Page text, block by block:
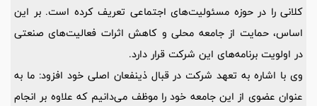
کلانی را در حوزه مسئولیت‌های اجتماعی تعریف کرده است. بر این
اساس، حمایت از جامعه محلی و کاهش اثرات فعالیت‌های صنعتی
در اولویت برنامه‌های این شرکت قرار دارد.
وی با اشاره به تعهد شرکت در قبال ذینفعان اصلی خود افزود: ما به
عنوان عضوی از این جامعه خود را موظف می‌دانیم که علاوه بر انجام